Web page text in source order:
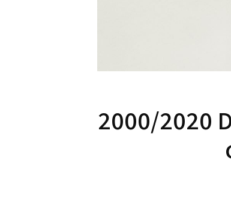
2000/2020